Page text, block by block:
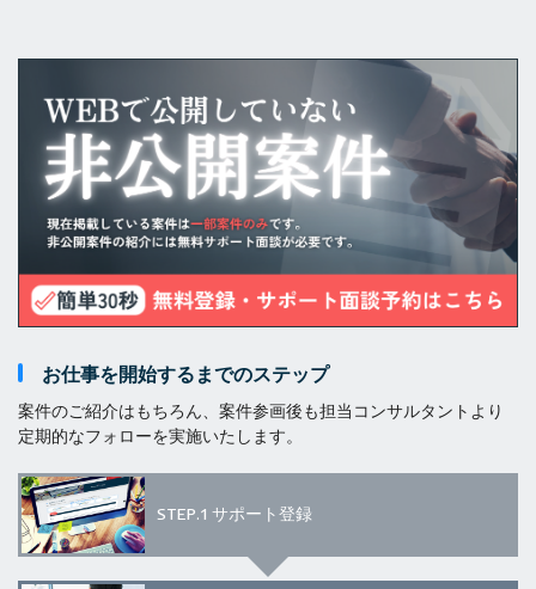
お仕事を開始するまでのステップ
案件のご紹介はもちろん、案件参画後も担当コンサルタントより
定期的なフォローを実施いたします。
STEP.1 サポート登録